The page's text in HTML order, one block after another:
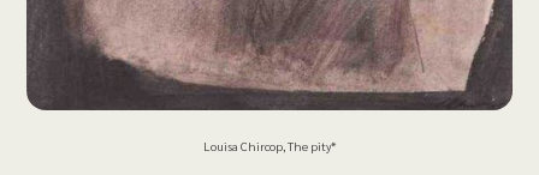
Louisa Chircop, The pity*